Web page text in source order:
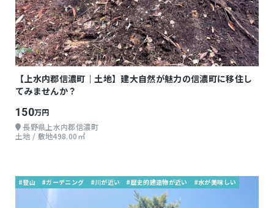
【上水内郡信濃町｜土地】建大自然が魅力の信濃町に移住し
てみませんか？
150万円
長野県上水内郡信濃町
土地 / 敷地498.00㎡
#登山 #ガーデニング #川が近い #歴史的建造物が近い #水が美味しい